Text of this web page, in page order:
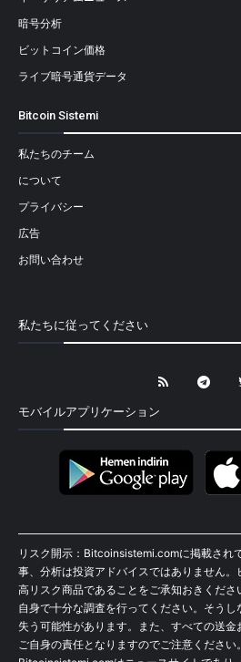
暗号分析
ビットコイン価格
ライブ暗号通貨データ
Bitcoin Sistemi
私たちのチーム
について
プライバシー
広告
お問い合わせ
私たちに従ってください
モバイルアプリケーション
リスク開示：Bitcoinsistemi.comに掲載され
事、分析は投資アドバイスではありません
高リスク商品であることをご承知おきくだ
自身で十分な調査を行ってください。そう
失う可能性があります。また、すべての送金
ご自身の責任となりますのでご注意ください。